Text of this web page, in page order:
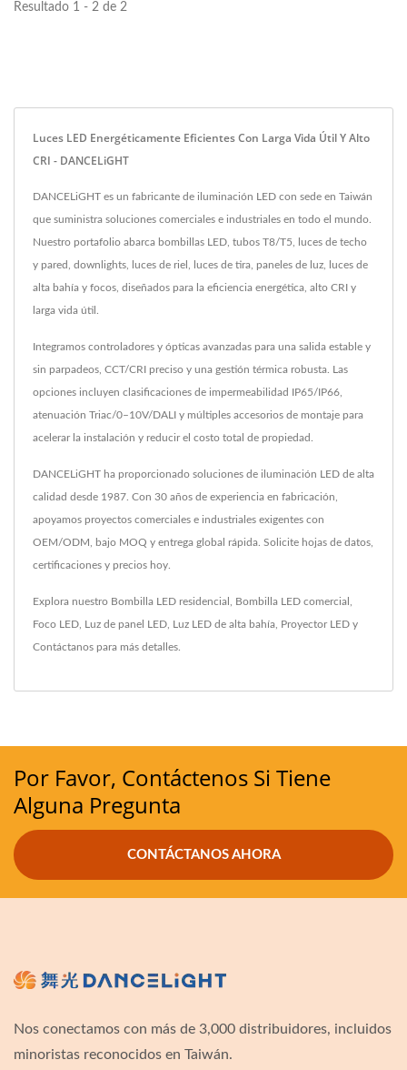
Resultado 1 - 2 de 2
Luces LED Energéticamente Eficientes Con Larga Vida Útil Y Alto
CRI - DANCELiGHT
DANCELiGHT es un fabricante de iluminación LED con sede en Taiwán
que suministra soluciones comerciales e industriales en todo el mundo.
Nuestro portafolio abarca bombillas LED, tubos T8/T5, luces de techo
y pared, downlights, luces de riel, luces de tira, paneles de luz, luces de
alta bahía y focos, diseñados para la eficiencia energética, alto CRI y
larga vida útil.
Integramos controladores y ópticas avanzadas para una salida estable y
sin parpadeos, CCT/CRI preciso y una gestión térmica robusta. Las
opciones incluyen clasificaciones de impermeabilidad IP65/IP66,
atenuación Triac/0–10V/DALI y múltiples accesorios de montaje para
acelerar la instalación y reducir el costo total de propiedad.
DANCELiGHT ha proporcionado soluciones de iluminación LED de alta
calidad desde 1987. Con 30 años de experiencia en fabricación,
apoyamos proyectos comerciales e industriales exigentes con
OEM/ODM, bajo MOQ y entrega global rápida. Solicite hojas de datos,
certificaciones y precios hoy.
Explora nuestro Bombilla LED residencial Bombilla LED comercial
Foco LED Luz de panel LED Luz LED de alta bahía Proyector LED y
Contáctanos para más detalles.
Por Favor, Contáctenos Si Tiene
Alguna Pregunta
CONTÁCTANOS AHORA
Nos conectamos con más de 3,000 distribuidores, incluidos
minoristas reconocidos en Taiwán.